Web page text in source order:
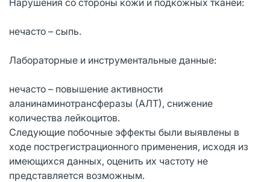
нечасто – сыпь.
Лабораторные и инструментальные данные:
нечасто – повышение активности
аланинаминотрансферазы (АЛТ), снижение
количества лейкоцитов.
Следующие побочные эффекты были выявлены в
ходе пострегистрационного применения, исходя из
имеющихся данных, оценить их частоту не
представляется возможным.